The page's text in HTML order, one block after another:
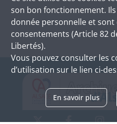
son bon fonctionnement.
donnée personnelle et sont
consentements (Article 82
Libertés).
Vous pouvez consulter les
d’utilisation sur le lien ci-
En savoir plus